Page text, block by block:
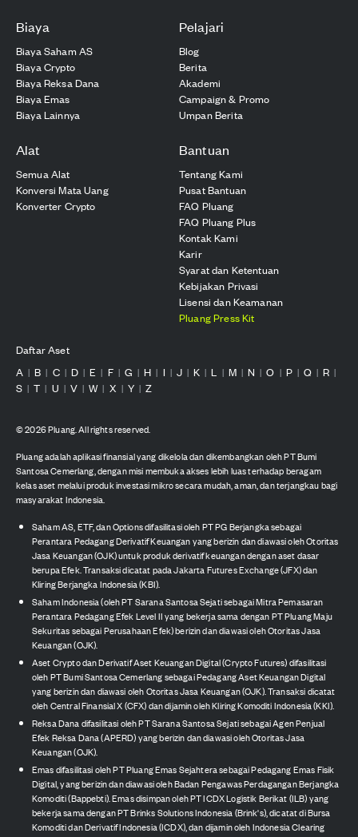
Biaya
Biaya Saham AS
Biaya Crypto
Biaya Reksa Dana
Biaya Emas
Biaya Lainnya
Pelajari
Blog
Berita
Akademi
Campaign & Promo
Umpan Berita
Alat
Semua Alat
Konversi Mata Uang
Konverter Crypto
Bantuan
Tentang Kami
Pusat Bantuan
FAQ Pluang
FAQ Pluang Plus
Kontak Kami
Karir
Syarat dan Ketentuan
Kebijakan Privasi
Lisensi dan Keamanan
Pluang Press Kit
Daftar Aset
A | B | C | D | E | F | G | H | I | J | K | L | M | N | O | P | Q | R |
S | T | U | V | W | X | Y | Z
©2026Pluang. All rights reserved.
Pluang adalah aplikasi finansial yang dikelola dan dikembangkan oleh PT Bumi
Santosa Cemerlang, dengan misi membuka akses lebih luas terhadap beragam
kelas aset melalui produk investasi mikro secara mudah, aman, dan terjangkau bagi
masyarakat Indonesia.
Saham AS, ETF, dan Options difasilitasi oleh PT PG Berjangka sebagai
Perantara Pedagang Derivatif Keuangan yang berizin dan diawasi oleh Otoritas
Jasa Keuangan (OJK) untuk produk derivatif keuangan dengan aset dasar
berupa Efek. Transaksi dicatat pada Jakarta Futures Exchange (JFX) dan
Kliring Berjangka Indonesia (KBI).
Saham Indonesia (oleh PT Sarana Santosa Sejati sebagai Mitra Pemasaran
Perantara Pedagang Efek Level II yang bekerja sama dengan PT Pluang Maju
Sekuritas sebagai Perusahaan Efek) berizin dan diawasi oleh Otoritas Jasa
Keuangan (OJK).
Aset Crypto dan Derivatif Aset Keuangan Digital (Crypto Futures) difasilitasi
oleh PT Bumi Santosa Cemerlang sebagai Pedagang Aset Keuangan Digital
yang berizin dan diawasi oleh Otoritas Jasa Keuangan (OJK). Transaksi dicatat
oleh Central Finansial X (CFX) dan dijamin oleh Kliring Komoditi Indonesia (KKI).
Reksa Dana difasilitasi oleh PT Sarana Santosa Sejati sebagai Agen Penjual
Efek Reksa Dana (APERD) yang berizin dan diawasi oleh Otoritas Jasa
Keuangan (OJK).
Emas difasilitasi oleh PT Pluang Emas Sejahtera sebagai Pedagang Emas Fisik
Digital, yang berizin dan diawasi oleh Badan Pengawas Perdagangan Berjangka
Komoditi (Bappebti). Emas disimpan oleh PT ICDX Logistik Berikat (ILB) yang
bekerja sama dengan PT Brinks Solutions Indonesia (Brink's), dicatat di Bursa
Komoditi dan Derivatif Indonesia (ICDX), dan dijamin oleh Indonesia Clearing